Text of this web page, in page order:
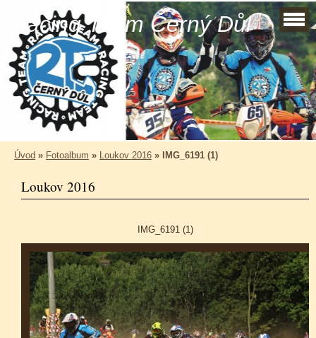
Racing Team Černý Důl
Úvod » Fotoalbum » Loukov 2016 » IMG_6191 (1)
Loukov 2016
IMG_6191 (1)